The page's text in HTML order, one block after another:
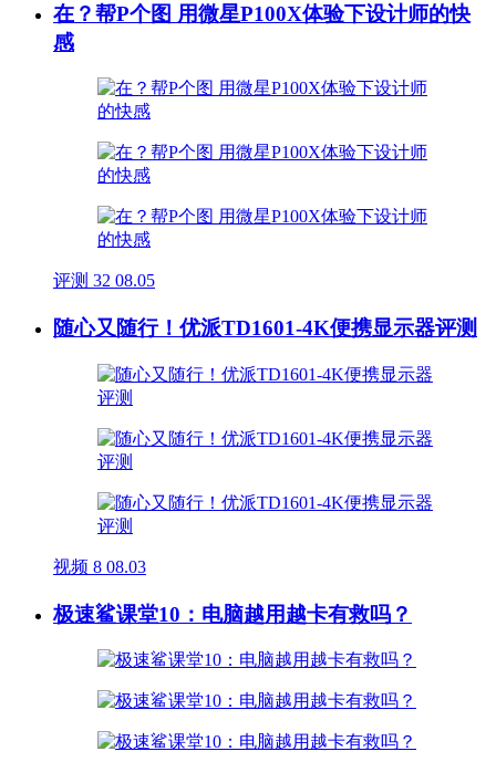
在？帮P个图 用微星P100X体验下设计师的快
感
评测 32 08.05
随心又随行！优派TD1601-4K便携显示器评测
视频 8 08.03
极速鲨课堂10：电脑越用越卡有救吗？